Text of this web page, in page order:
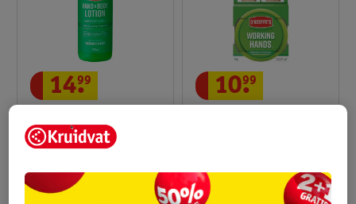
Mains & Corps
14.
99 10.
99